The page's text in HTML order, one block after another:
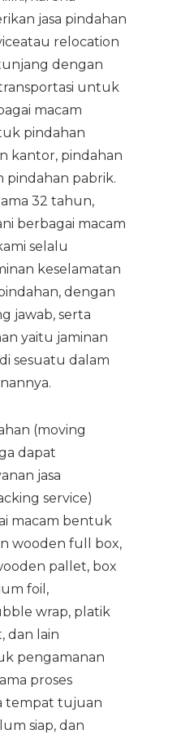
jasa pindahan
relocation
dengan
untuk
macam
pindahan
kantor, pindahan
pindahan pabrik.
32 tahun,
berbagai macam
selalu
keselamatan
dengan
jawab, serta
yaitu jaminan
sesuatu dalam
(moving
dapat
jasa
service)
macam bentuk
wooden full box,
pallet, box
foil,
wrap, platik
dan lain
pengamanan
proses
tempat tujuan
siap, dan